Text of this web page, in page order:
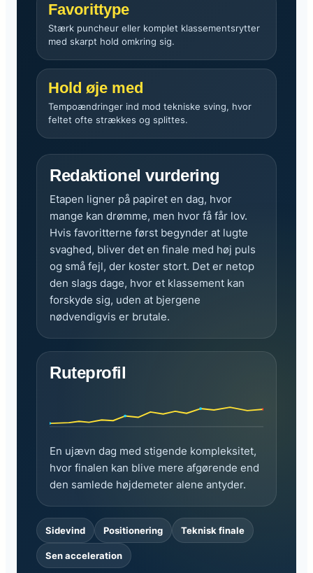
Favorittype
Stærk puncheur eller komplet klassementsrytter
med skarpt hold omkring sig.
Hold øje med
Tempoændringer ind mod tekniske sving, hvor
feltet ofte strækkes og splittes.
Redaktionel vurdering
Etapen ligner på papiret en dag, hvor
mange kan drømme, men hvor få får lov.
Hvis favoritterne først begynder at lugte
svaghed, bliver det en finale med høj puls
og små fejl, der koster stort. Det er netop
den slags dage, hvor et klassement kan
forskyde sig, uden at bjergene
nødvendigvis er brutale.
Ruteprofil
En ujævn dag med stigende kompleksitet,
hvor finalen kan blive mere afgørende end
den samlede højdemeter alene antyder.
Sidevind Positionering Teknisk finale
Sen acceleration